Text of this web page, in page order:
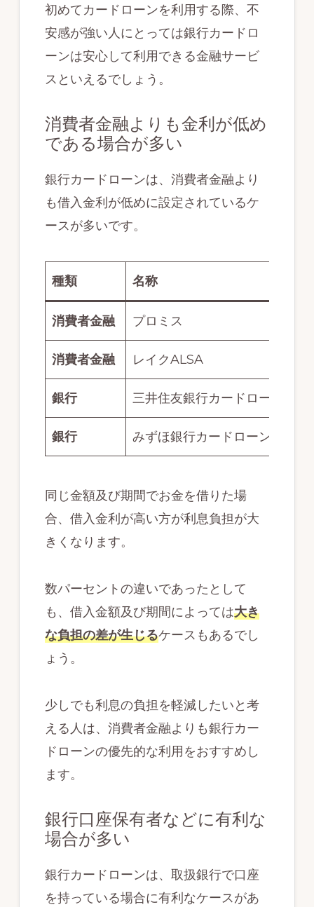
初めてカードローンを利用する際、不
安感が強い人にとっては銀行カードロ
ーンは安心して利用できる金融サービ
スといえるでしょう。
消費者金融よりも金利が低め
である場合が多い
銀行カードローンは、消費者金融より
も借入金利が低めに設定されているケ
ースが多いです。
種類 名称
消費者金融 プロミス
消費者金融 レイクALSA
銀行 三井住友銀行カードローン
銀行 みずほ銀行カードローン
同じ金額及び期間でお金を借りた場
合、借入金利が高い方が利息負担が大
きくなります。
数パーセントの違いであったとして
も、借入金額及び期間によっては大き
な負担の差が生じるケースもあるでし
ょう。
少しでも利息の負担を軽減したいと考
える人は、消費者金融よりも銀行カー
ドローンの優先的な利用をおすすめし
ます。
銀行口座保有者などに有利な
場合が多い
銀行カードローンは、取扱銀行で口座
を持っている場合に有利なケースがあ